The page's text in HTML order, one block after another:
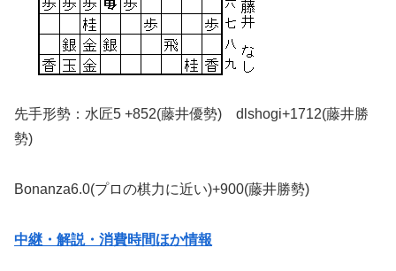
先手形勢：水匠5 +852(藤井優勢) dlshogi+1712(藤井勝
勢)
Bonanza6.0(プロの棋力に近い)+900(藤井勝勢)
中継・解説・消費時間ほか情報